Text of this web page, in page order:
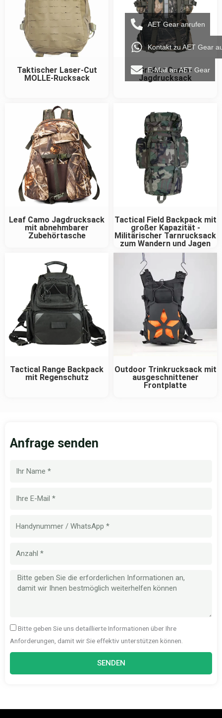
Taktischer Laser-Cut
MOLLE-Rucksack
Großer Camo-
Jagdrucksack
Leaf Camo Jagdrucksack
mit abnehmbarer
Zubehörtasche
Tactical Field Backpack mit
großer Kapazität -
Militärischer Tarnrucksack
zum Wandern und Jagen
Tactical Range Backpack
mit Regenschutz
Outdoor Trinkrucksack mit
ausgeschnittener
Frontplatte
Anfrage senden
Nachricht
Bitte geben Sie uns detaillierte Informationen über Ihre
Anforderungen, damit wir Sie effektiv unterstützen können.
SENDEN
AET Gear anrufen
Kontakt zu AET Gear
E-Mail an AET Gear